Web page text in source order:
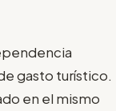
gasto turístico.
en el mismo